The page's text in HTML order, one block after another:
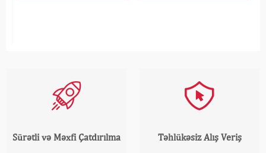
Sürətli və Məxfi Çatdırılma Təhlükəsiz Alış Veriş